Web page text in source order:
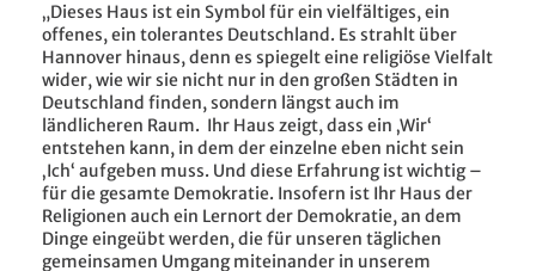
„Dieses Haus ist ein Symbol für ein vielfältiges, ein
offenes, ein tolerantes Deutschland. Es strahlt über
Hannover hinaus, denn es spiegelt eine religiöse Vielfalt
wider, wie wir sie nicht nur in den großen Städten in
Deutschland finden, sondern längst auch im
ländlicheren Raum. Ihr Haus zeigt, dass ein ‚Wir‘
entstehen kann, in dem der einzelne eben nicht sein
‚Ich‘ aufgeben muss. Und diese Erfahrung ist wichtig –
für die gesamte Demokratie. Insofern ist Ihr Haus der
Religionen auch ein Lernort der Demokratie, an dem
Dinge eingeübt werden, die für unseren täglichen
gemeinsamen Umgang miteinander in unserem